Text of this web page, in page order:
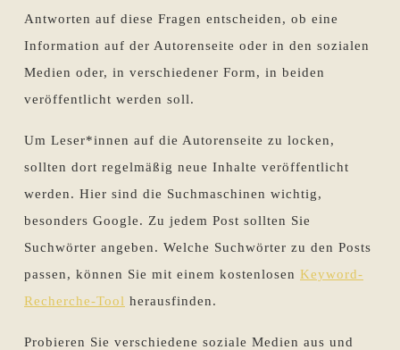
Antworten auf diese Fragen entscheiden, ob eine
Information auf der Autorenseite oder in den sozialen
Medien oder, in verschiedener Form, in beiden
veröffentlicht werden soll.
Um Leser*innen auf die Autorenseite zu locken,
sollten dort regelmäßig neue Inhalte veröffentlicht
werden. Hier sind die Suchmaschinen wichtig,
besonders Google. Zu jedem Post sollten Sie
Suchwörter angeben. Welche Suchwörter zu den Posts
passen, können Sie mit einem kostenlosen Keyword-
Recherche-Tool herausfinden.
Probieren Sie verschiedene soziale Medien aus und